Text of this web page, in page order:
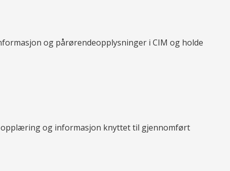
og pårørendeopplysninger i CIM og holde
og informasjon knyttet til gjennomført